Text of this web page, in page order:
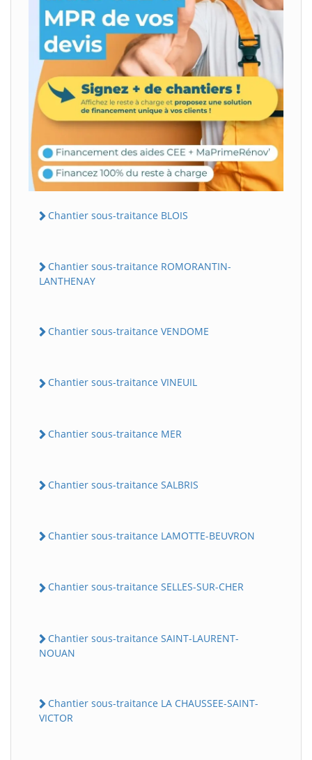
Chantier sous-traitance BLOIS
Chantier sous-traitance ROMORANTIN-
LANTHENAY
Chantier sous-traitance VENDOME
Chantier sous-traitance VINEUIL
Chantier sous-traitance MER
Chantier sous-traitance SALBRIS
Chantier sous-traitance LAMOTTE-BEUVRON
Chantier sous-traitance SELLES-SUR-CHER
Chantier sous-traitance SAINT-LAURENT-
NOUAN
Chantier sous-traitance LA CHAUSSEE-SAINT-
VICTOR